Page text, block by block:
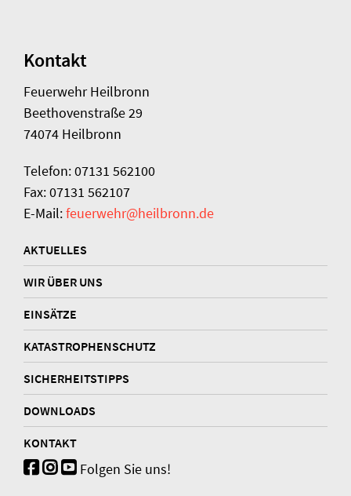
Kontakt
Feuerwehr Heilbronn
Beethovenstraße 29
74074 Heilbronn
Telefon: 07131 562100
Fax: 07131 562107
E-Mail:feuerwehr@heilbronn.de
AKTUELLES
WIR ÜBER UNS
EINSÄTZE
KATASTROPHENSCHUTZ
SICHERHEITSTIPPS
DOWNLOADS
KONTAKT
Folgen Sie uns!